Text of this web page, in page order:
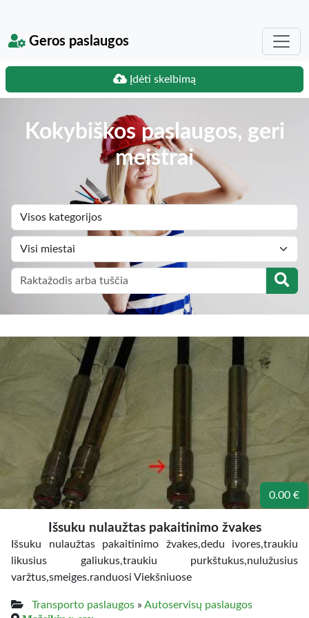
Geros paslaugos
Įdėti skelbimą
Kokybiškos paslaugos, geri
meistrai
0.00 €
Išsuku nulaužtas pakaitinimo žvakes
Išsuku nulaužtas pakaitinimo žvakes,dedu ivores,traukiu
likusius galiukus,traukiu purkštukus,nulužusius
varžtus,smeiges.randuosi Viekšniuose
Transporto paslaugos » Autoservisų paslaugos